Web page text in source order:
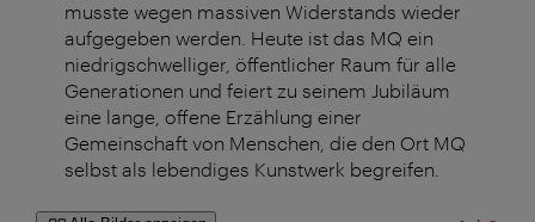
musste wegen massiven Widerstands wieder
aufgegeben werden. Heute ist das MQ ein
niedrigschwelliger, öffentlicher Raum für alle
Generationen und feiert zu seinem Jubiläum
eine lange, offene Erzählung einer
Gemeinschaft von Menschen, die den Ort MQ
selbst als lebendiges Kunstwerk begreifen.